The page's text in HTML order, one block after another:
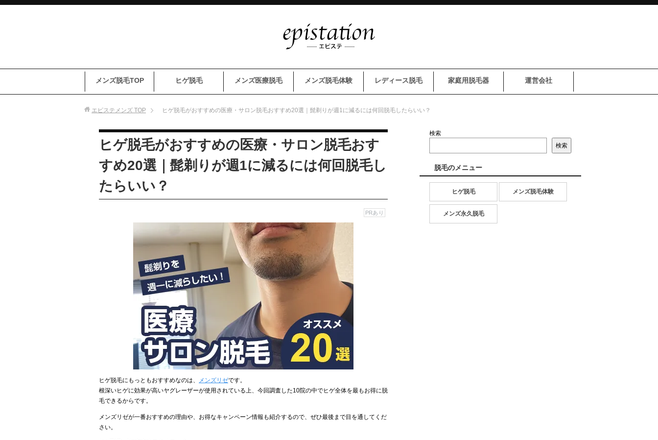
メンズ脱毛TOP ヒゲ脱毛 メンズ医療脱毛 メンズ脱毛体験 レディース脱毛 家庭用脱毛器 運営会社
エピステメンズ TOP ヒゲ脱毛がおすすめの医療・サロン脱毛おすすめ20選｜髭剃りが週1に減るには何回脱毛したらいい？
ヒゲ脱毛がおすすめの医療・サロン脱毛おす
すめ20選｜髭剃りが週1に減るには何回脱毛し
たらいい？
PRあり
ヒゲ脱毛にもっともおすすめなのは、 メンズリゼです。
根深いヒゲに効果が高いヤグレーザーが使用されている上、今回調査した10院の中でヒゲ全体を最もお得に脱
毛できるからです。
メンズリゼが一番おすすめの理由や、お得なキャンペーン情報も紹介するので、ぜひ最後まで目を通してくだ
さい。
検索
検索
脱毛のメニュー
ヒゲ脱毛 メンズ脱毛体験
メンズ永久脱毛